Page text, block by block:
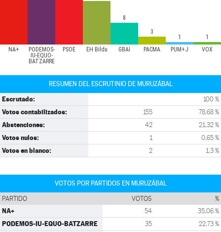
NA+
PODEMOS-
IU-EQUO-
BATZARRE
PSOE EH Bildu GBAI PACMA PUM+J VOX
8
3
1 1
RESUMEN DEL ESCRUTINIO DE MURUZÁBAL
Escrutado: 100 %
Votos contabilizados: 155 78,68 %
Abstenciones: 42 21,32 %
Votos nulos: 1 0,65 %
Votos en blanco: 2 1,3 %
VOTOS POR PARTIDOS EN MURUZÁBAL
PARTIDO VOTOS %
NA+ 54 35,06 %
PODEMOS-IU-EQUO-BATZARRE 35 22,73 %